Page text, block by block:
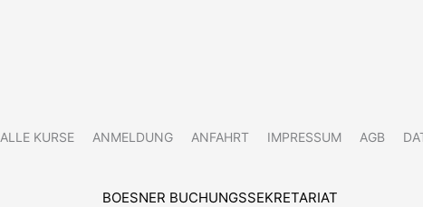
ALLE KURSE ANMELDUNG ANFAHRT IMPRESSUM AGB
BOESNER BUCHUNGSSEKRETARIAT